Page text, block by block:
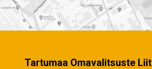
Tartumaa Omavalitsuste Liit